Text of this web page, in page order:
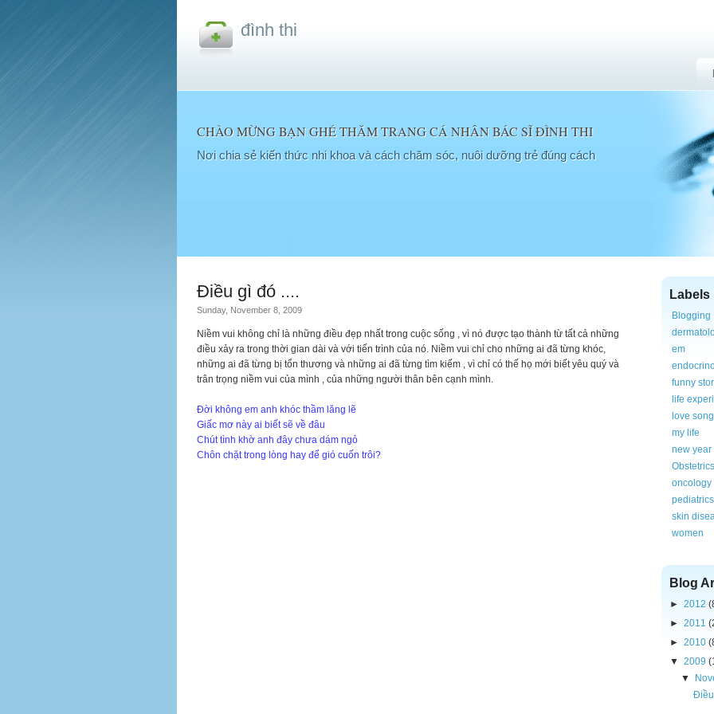
đình thi
CHÀO MỪNG BẠN GHÉ THĂM TRANG CÁ NHÂN BÁC SĨ ĐÌNH THI
Nơi chia sẻ kiến thức nhi khoa và cách chăm sóc, nuôi dưỡng trẻ đúng cách
Điều gì đó ....
Sunday, November 8, 2009
Niềm vui không chỉ là những điều đẹp nhất trong cuộc sống , vì nó được tạo thành từ tất cả những
điều xảy ra trong thời gian dài và với tiến trình của nó. Niềm vui chỉ cho những ai đã từng khóc,
những ai đã từng bị tổn thương và những ai đã từng tìm kiếm , vì chỉ có thế họ mới biết yêu quý và
trân trọng niềm vui của mình , của những người thân bên cạnh mình.
Đời không em anh khóc thầm lăng lẽ
Giấc mơ này ai biết sẽ về đâu
Chút tình khờ anh đây chưa dám ngỏ
Chôn chặt trong lòng hay để gió cuốn trôi?
Labels
Blogging
em
funny
life
love song
my life
new year
Obstetrics
oncology
pediatrics
skin
women
Blog
► 2012
► 2011
► 2010
▼ 2009
▼
Điều